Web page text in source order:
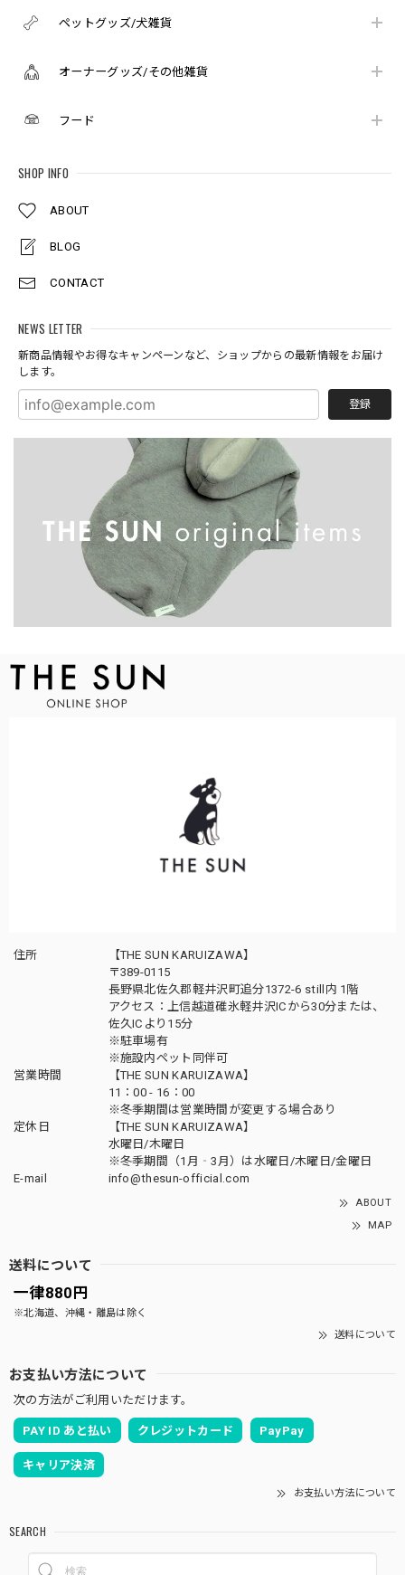
ペットグッズ/犬雑貨
オーナーグッズ/その他雑貨
フード
SHOP INFO
ABOUT
BLOG
CONTACT
NEWS LETTER
新商品情報やお得なキャンペーンなど、ショップからの最新情報をお届け
します。
登録
住所
【THE SUN KARUIZAWA】
〒389-0115
長野県北佐久郡軽井沢町追分1372-6 still内 1階
アクセス：上信越道碓氷軽井沢ICから30分または、
佐久ICより15分
※駐車場有
※施設内ペット同伴可
営業時間
【THE SUN KARUIZAWA】
11：00 - 16：00
※冬季期間は営業時間が変更する場合あり
定休日
【THE SUN KARUIZAWA】
水曜日/木曜日
※冬季期間（1月‐3月）は水曜日/木曜日/金曜日
E-mail
info@thesun-official.com
ABOUT
MAP
送料について
一律880円
※北海道、沖縄・離島は除く
送料について
お支払い方法について
次の方法がご利用いただけます。
PAY ID あと払い クレジットカード PayPay
キャリア決済
お支払い方法について
SEARCH